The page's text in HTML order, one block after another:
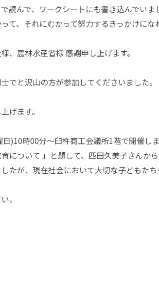
読んで、ワークシートにも書き込んでいま
て、それにむかって努力するきっかけにな
、農林水産省様 感謝申し上げます。
でと沢山の方が参加してくださいました。
げます。
)10時00分～臼杵商工会議所1階で開催しま
について 」と題して、匹田久美子さんから
たが、現在社会において大切な子どもた
。